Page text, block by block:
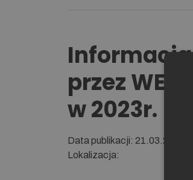
przez WE
w 2023r.
Da­ta pu­bli­ka­cji: 21.03.2024
Lokalizacja: